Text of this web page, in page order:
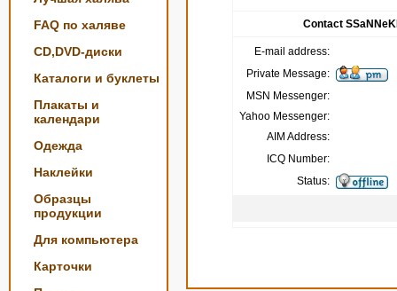
FAQ по халяве
CD,DVD-диски
Каталоги и буклеты
Плакаты и
календари
Одежда
Наклейки
Образцы
продукции
Для компьютера
Карточки
Contact
E-mail address:
Private Message:
MSN Messenger:
Yahoo Messenger:
AIM Address:
ICQ Number:
Status: